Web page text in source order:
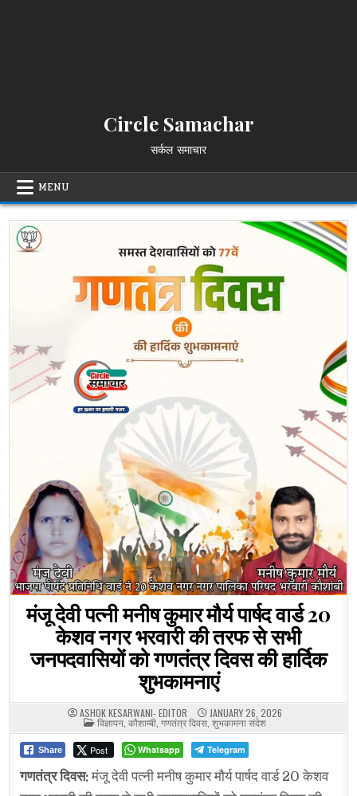
Circle Samachar
सर्कल समाचार
MENU
मंजू देवी पत्नी मनीष कुमार मौर्य पार्षद वार्ड 20
केशव नगर भरवारी की तरफ से सभी
जनपदवासियों को गणतंत्र दिवस की हार्दिक
शुभकामनाएं
ASHOK KESARWANI- EDITOR JANUARY 26, 2026
POSTED
IN
विज्ञापन, कौशाम्बी,गणतंत्र दिवस, शुभकामना संदेश
Share Post Whatsapp Telegram
गणतंत्र दिवस:मंजू देवी पत्नी मनीष कुमार मौर्य पार्षद वार्ड 20 केशव